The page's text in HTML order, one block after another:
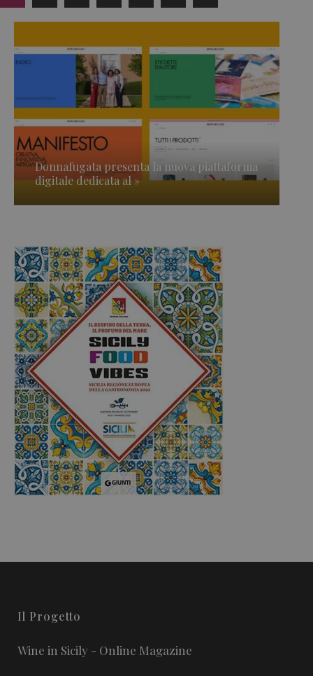
Donnafugata presenta la nuova piattaforma
digitale dedicata al »
Il Progetto
Wine in Sicily - Online Magazine